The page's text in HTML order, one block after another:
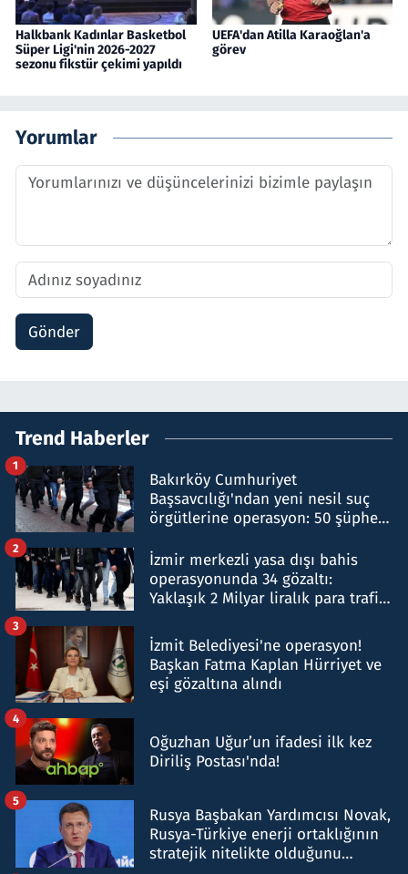
Halkbank Kadınlar Basketbol
Süper Ligi'nin 2026-2027
sezonu fikstür çekimi yapıldı
UEFA'dan Atilla Karaoğlan'a
görev
Yorumlar
Gönder
Trend Haberler
Bakırköy Cumhuriyet
Başsavcılığı'ndan yeni nesil suç
örgütlerine operasyon: 50 şüpheli
1
İzmir merkezli yasa dışı bahis
operasyonunda 34 gözaltı:
Yaklaşık 2 Milyar liralık para trafiği
2
İzmit Belediyesi'ne operasyon!
Başkan Fatma Kaplan Hürriyet ve
eşi gözaltına alındı
3
Oğuzhan Uğur’un ifadesi ilk kez
Diriliş Postası'nda!
4
Rusya Başbakan Yardımcısı Novak,
Rusya-Türkiye enerji ortaklığının
stratejik nitelikte olduğunu
5